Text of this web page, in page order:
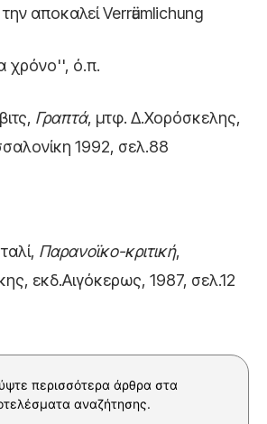
αποκαλεί Verrӓumlichung
χρόνο'', ό.π.
Γραπτά, μτφ. Δ.Χορόσκελης,
1992, σελ.88
Παρανοϊκο-κριτική,
εκδ.Αιγόκερως, 1987, σελ.12
περισσότερα άρθρα στα
αναζήτησης.